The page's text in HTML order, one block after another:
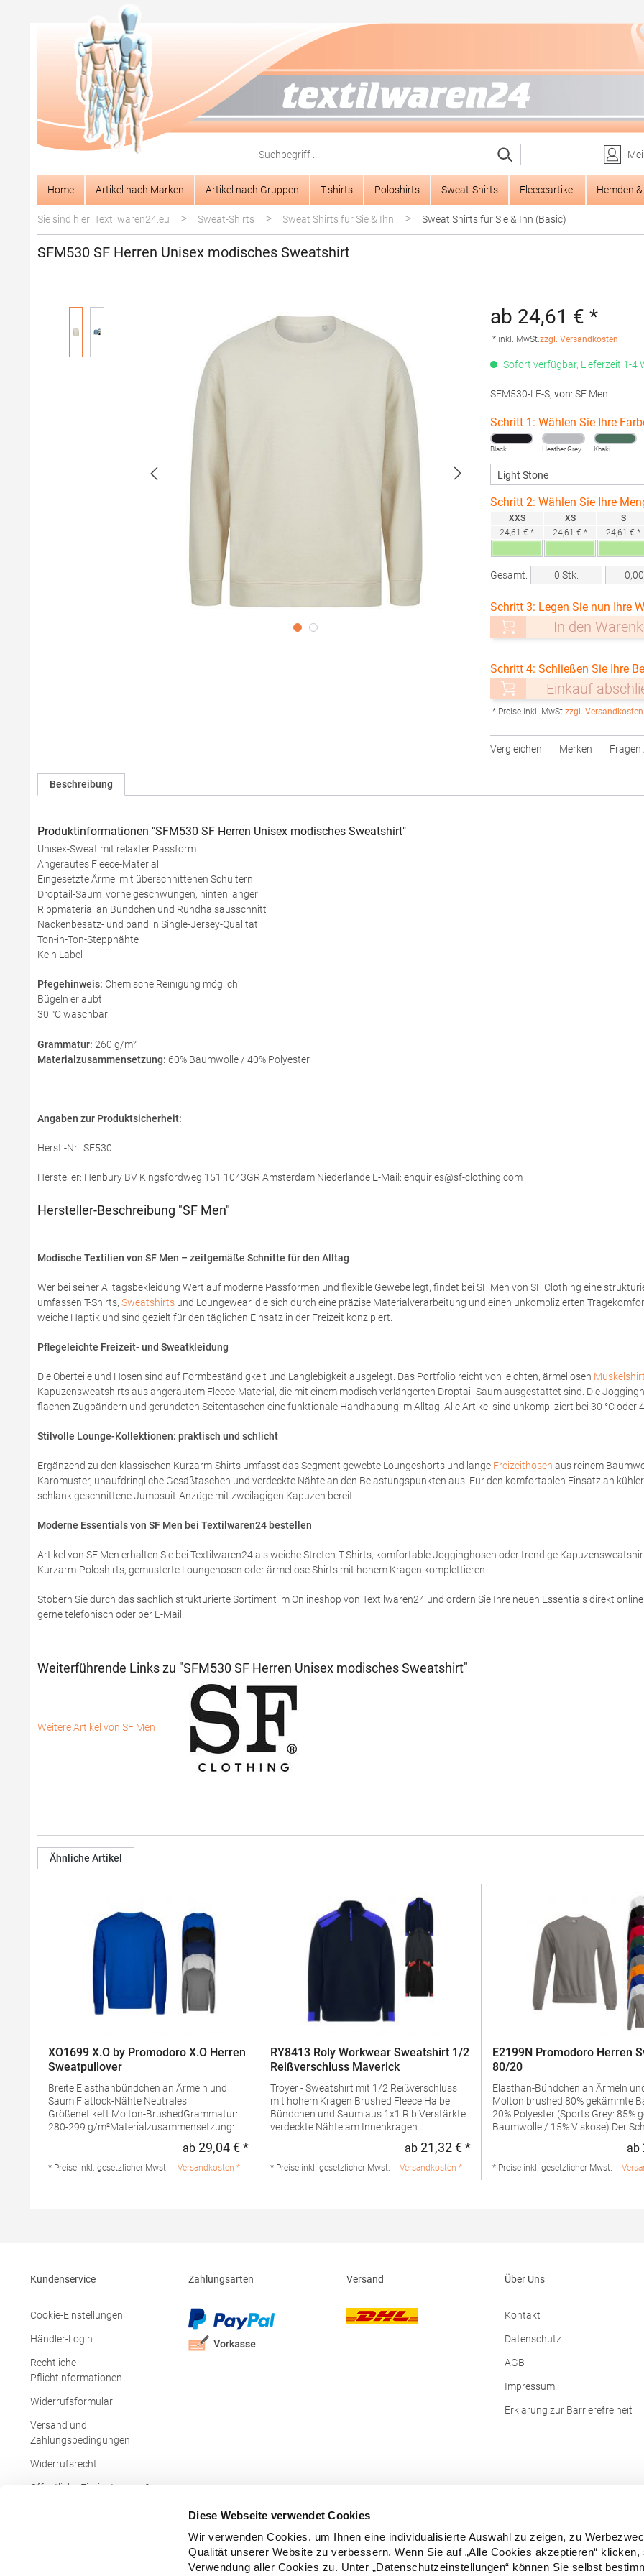
Diese Webseite verwendet Cookies
Wir verwenden Cookies, um Ihnen eine individualisierte Auswahl zu zeigen, zu
Qualität unserer Website zu verbessern. Wenn Sie auf „Alle Cookies akzeptieren“
Verwendung aller Cookies zu. Unter „Datenschutzeinstellungen“ können Sie selbst
Zur Hauptnavigation springen
Home Artikel nach Marken Artikel nach Gruppen T-shirts Poloshirts Sweat-Shirts Fleeceartikel Hemden
Sie sind hier: Textilwaren24.eu > Sweat-Shirts > Sweat Shirts für Sie & Ihn > Sweat Shirts für Sie & Ihn (Basic)
SFM530 SF Herren Unisex modisches Sweatshirt
ab 24,61 € *
* inkl. MwSt.zzgl. Versandkosten
Sofort verfügbar, Lieferzeit 1-4
SFM530-LE-S, von: SF Men
Schritt 1: Wählen Sie Ihre
Black Heather Grey Khaki
Schritt 2: Wählen Sie Ihre
XXS
24,61 € *
XS
24,61 € *
S
24,61 € *
Gesamt: 0 Stk. 0,00
Schritt 3: Legen Sie nun Ihre
In den
Schritt 4: Schließen Sie Ihre
Einkauf
* Preise inkl. MwSt.zzgl. Versandkosten
Vergleichen Merken Fragen
Beschreibung
Produktinformationen "SFM530 SF Herren Unisex modisches Sweatshirt"
Unisex-Sweat mit relaxter Passform
Angerautes Fleece-Material
Eingesetzte Ärmel mit überschnittenen Schultern
Droptail-Saum  vorne geschwungen, hinten länger
Rippmaterial an Bündchen und Rundhalsausschnitt
Nackenbesatz- und band in Single-Jersey-Qualität
Ton-in-Ton-Steppnähte
Kein Label
Pfegehinweis: Chemische Reinigung möglich
Bügeln erlaubt
30 °C waschbar
Grammatur: 260 g/m²
Materialzusammensetzung: 60% Baumwolle / 40% Polyester
Angaben zur Produktsicherheit:
Herst.-Nr.: SF530
Hersteller: Henbury BV Kingsfordweg 151 1043GR Amsterdam Niederlande E-Mail: enquiries@sf-clothing.com
Hersteller-Beschreibung "SF Men"
Modische Textilien von SF Men – zeitgemäße Schnitte für den Alltag
Wer bei seiner Alltagsbekleidung Wert auf moderne Passformen und flexible Gewebe legt, findet bei SF Men von SF Clothing eine
umfassen T-Shirts, Sweatshirts und Loungewear, die sich durch eine präzise Materialverarbeitung und einen unkomplizierten
weiche Haptik und sind gezielt für den täglichen Einsatz in der Freizeit konzipiert.
Pflegeleichte Freizeit- und Sweatkleidung
Die Oberteile und Hosen sind auf Formbeständigkeit und Langlebigkeit ausgelegt. Das Portfolio reicht von leichten, ärmellosen
Kapuzensweatshirts aus angerautem Fleece-Material, die mit einem modisch verlängerten Droptail-Saum ausgestattet sind. Die
flachen Zugbändern und gerundeten Seitentaschen eine funktionale Handhabung im Alltag. Alle Artikel sind unkompliziert bei 30 °C oder
Stilvolle Lounge-Kollektionen: praktisch und schlicht
Ergänzend zu den klassischen Kurzarm-Shirts umfasst das Segment gewebte Loungeshorts und lange Freizeithosen aus reinem
Karomuster, unaufdringliche Gesäßtaschen und verdeckte Nähte an den Belastungspunkten aus. Für den komfortablen Einsatz an
schlank geschnittene Jumpsuit-Anzüge mit zweilagigen Kapuzen bereit.
Moderne Essentials von SF Men bei Textilwaren24 bestellen
Artikel von SF Men erhalten Sie bei Textilwaren24 als weiche Stretch-T-Shirts, komfortable Jogginghosen oder trendige
Kurzarm-Poloshirts, gemusterte Loungehosen oder ärmellose Shirts mit hohem Kragen komplettieren.
Stöbern Sie durch das sachlich strukturierte Sortiment im Onlineshop von Textilwaren24 und ordern Sie Ihre neuen Essentials direkt
gerne telefonisch oder per E-Mail.
Weiterführende Links zu "SFM530 SF Herren Unisex modisches Sweatshirt"
Weitere Artikel von SF Men
Ähnliche Artikel
XO1699 X.O by Promodoro X.O Herren
Sweatpullover
Breite Elasthanbündchen an Ärmeln und
Saum Flatlock-Nähte Neutrales
Größenetikett Molton-BrushedGrammatur:
280-299 g/m²Materialzusammensetzung:
Grey: 62% Baumwolle / 33% Polyester / 5%
Viskose)Angaben zur
Regulärer Preis:
ab 29,04 € *
* Preise inkl. gesetzlicher Mwst. + Versandkosten *
RY8413 Roly Workwear Sweatshirt 1/2
Reißverschluss Maverick
Troyer - Sweatshirt mit 1/2 Reißverschluss
mit hohem Kragen Brushed Fleece Halbe
Bündchen und Saum aus 1x1 Rib Verstärkte
verdeckte Nähte am Innenkragen
DetailsPfegehinweis: 40 °C waschbarBügeln
erlaubtGrammatur: 280
Regulärer Preis:
ab 21,32 € *
* Preise inkl. gesetzlicher Mwst. + Versandkosten *
E2199N Promodoro Herren
80/20
Elasthan-Bündchen an Ärmeln
Molton brushed 80% gekämmte Baumwolle /
20% Polyester (Sports Grey: 85%
Baumwolle / 15% Viskose) Der Schnitt von
der Schnittführung des
E2199 abGrammatur: 280
info@promodoro.de
ab
* Preise inkl. gesetzlicher Mwst. +
Kundenservice
Cookie-Einstellungen
Händler-Login
Rechtliche
Pflichtinformationen
Widerrufsformular
Versand und
Zahlungsbedingungen
Widerrufsrecht
Öffentliche Einrichtungen &
Zahlungsarten Versand Über Uns
Kontakt
Datenschutz
AGB
Impressum
Erklärung zur Barrierefreiheit